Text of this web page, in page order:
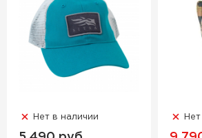
Нет в наличии